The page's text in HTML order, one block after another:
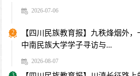
2026-07-06
2
【四川民族教育报】九秩烽烟外
中南民族大学学子寻访与...
2026-08-07